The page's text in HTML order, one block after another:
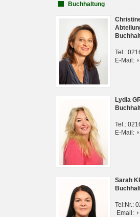
Buchhaltung
Tel.:
E-Mail:
Lydia
Tel.:
E-Mail:
Sarah
Tel:Nr.:
Email: